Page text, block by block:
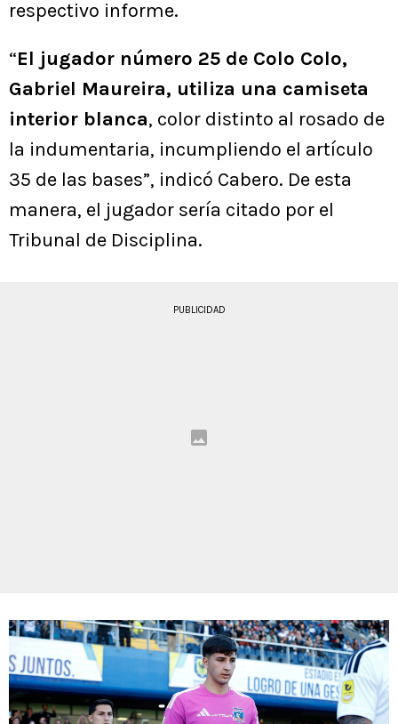
respectivo informe.
“El jugador número 25 de Colo Colo,
Gabriel Maureira, utiliza una camiseta
interior blanca, color distinto al rosado de
la indumentaria, incumpliendo el artículo
35 de las bases”, indicó Cabero. De esta
manera, el jugador sería citado por el
Tribunal de Disciplina.
PUBLICIDAD